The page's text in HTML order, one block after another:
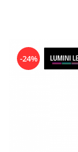
Street Life
-24%